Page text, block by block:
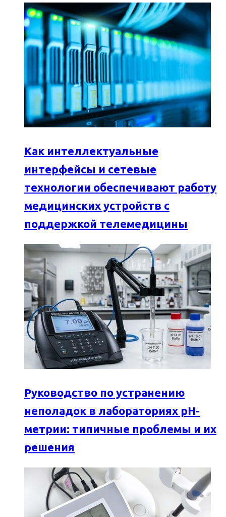
Как интеллектуальные
интерфейсы и сетевые
технологии обеспечивают работу
медицинских устройств с
поддержкой телемедицины
Руководство по устранению
неполадок в лабораториях pH-
метрии: типичные проблемы и их
решения